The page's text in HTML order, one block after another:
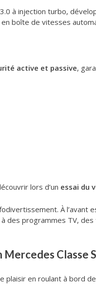
à injection turbo,
boîte de vitesses
active et passive,
lors d’un essai du
À l’avant
des programmes TV, des
Classe S
en roulant à bord